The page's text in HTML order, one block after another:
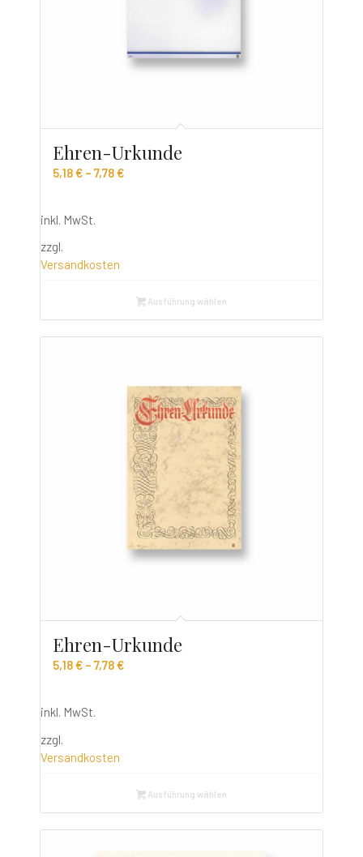
Ehren-Urkunde
5,18€– 7,78€
inkl. MwSt.
zzgl.
Versandkosten
Ausführung wählen
Ehren-Urkunde
5,18€– 7,78€
inkl. MwSt.
zzgl.
Versandkosten
Ausführung wählen